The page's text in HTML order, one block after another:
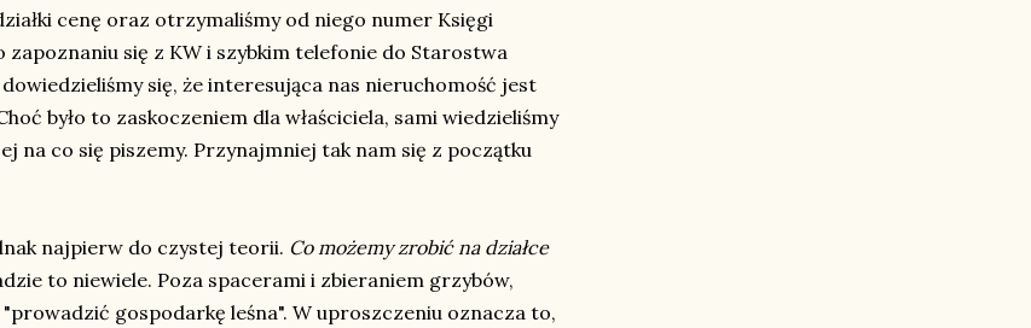
cenę oraz otrzymaliśmy od niego numer Księgi
zapoznaniu się z KW i szybkim telefonie do Starostwa
się, że interesująca nas nieruchomość jest
było to zaskoczeniem dla właściciela, sami wiedzieliśmy
na co się piszemy. Przynajmniej tak nam się z początku
najpierw do czystej teorii. Co możemy zrobić na działce
to niewiele. Poza spacerami i zbieraniem grzybów,
gospodarkę leśna". W uproszczeniu oznacza to,